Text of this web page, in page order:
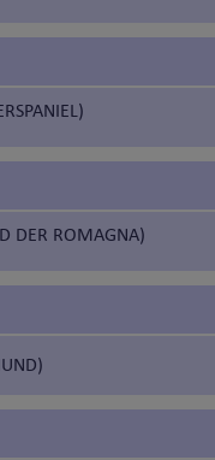
DER ROMAGNA)